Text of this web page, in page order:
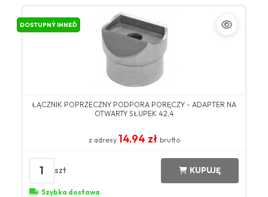
DOSTUPNÝ IHNEĎ
ŁĄCZNIK POPRZECZNY PODPORA PORĘCZY - ADAPTER NA
OTWARTY SŁUPEK 42,4
z adresy 14.94 zł brutto
1 szt KUPUJĘ
Szybka dostawa